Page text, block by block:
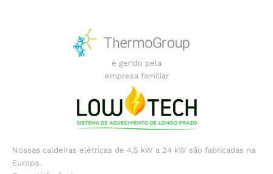
é gerido pela
empresa familiar
Nossas caldeiras elétricas de 4,5 kW a 24 kW são fabricadas na
Europa.